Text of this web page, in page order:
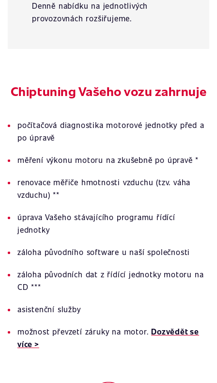
Denně nabídku na jednotlivých
provozovnách rozšiřujeme.
Chiptuning Vašeho vozu zahrnuje
počítačová diagnostika motorové jednotky před a
po úpravě
měření výkonu motoru na zkušebně po úpravě *
renovace měřiče hmotnosti vzduchu (tzv. váha
vzduchu) **
úprava Vašeho stávajícího programu řídící
jednotky
záloha původního software u naší společnosti
záloha původních dat z řídící jednotky motoru na
CD ***
asistenční služby
možnost převzetí záruky na motor.Dozvědět se
více >